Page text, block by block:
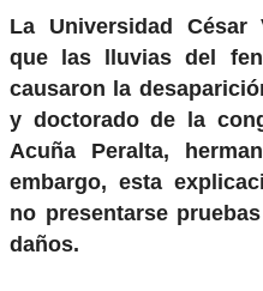
La Universidad César
que las lluvias del
causaron la
y doctorado de la
Acuña Peralta,
embargo, esta
no presentarse
daños.